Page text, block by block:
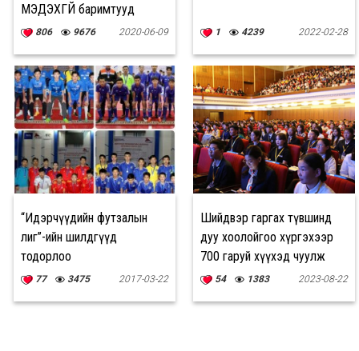
МЭДЭХГҮЙ баримтууд
806 9676 2020-06-09 1 4239 2022-02-28
“Идэрчүүдийн футзалын
лиг”-ийн шилдгүүд
тодорлоо
77 3475 2017-03-22
Шийдвэр гаргах түвшинд
дуу хоолойгоо хүргэхээр
700 гаруй хүүхэд чуулж
байна
54 1383 2023-08-22